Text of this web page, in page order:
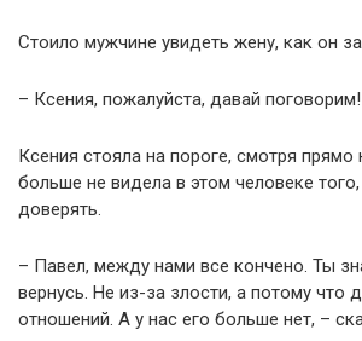
Стоило мужчине увидеть жену, как он
– Ксения, пожалуйста, давай поговорим!
Ксения стояла на пороге, смотря
больше не видела в этом человеке
доверять.
– Павел, между нами все кончено. Ты
вернусь. Не из-за злости, а потому что
отношений. А у нас его больше нет, –